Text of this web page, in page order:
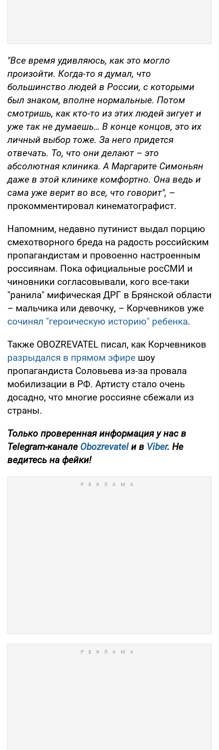
"Все время удивляюсь, как это могло
произойти. Когда-то я думал, что
большинство людей в России, с которыми
был знаком, вполне нормальные. Потом
смотришь, как кто-то из этих людей зигует и
уже так не думаешь… В конце концов, это их
личный выбор тоже. За него придется
отвечать. То, что они делают – это
абсолютная клиника. А Маргарите Симоньян
даже в этой клинике комфортно. Она ведь и
сама уже верит во все, что говорит", –
прокомментировал кинематографист.
Напомним, недавно путинист выдал порцию
смехотворного бреда на радость российским
пропагандистам и провоенно настроенным
россиянам. Пока официальные росСМИ и
чиновники согласовывали, кого все-таки
"ранила" мифическая ДРГ в Брянской области
– мальчика или девочку, – Корчевников уже
сочинял "героическую историю" ребенка.
Также OBOZREVATEL писал, как Корчевников
разрыдался в прямом эфире шоу
пропагандиста Соловьева из-за провала
мобилизации в РФ. Артисту стало очень
досадно, что многие россияне сбежали из
страны.
Только проверенная информация у нас в
Telegram-канале Obozrevatelи в Viber. Не
ведитесь на фейки!